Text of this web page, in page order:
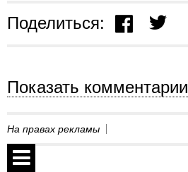
Поделиться:
Показать комментарии
На правах рекламы